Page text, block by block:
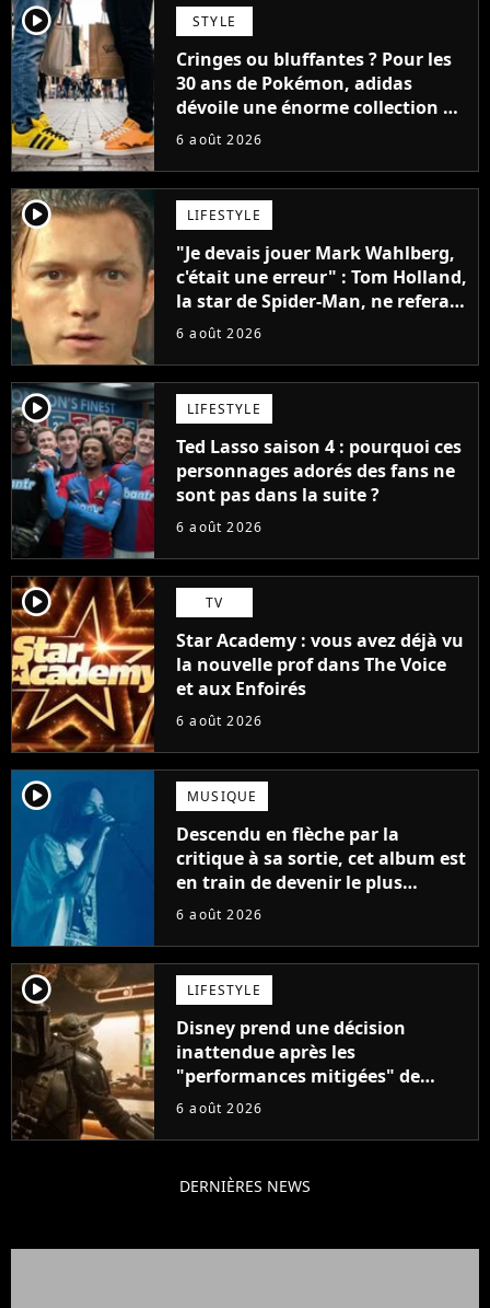
player2 STYLE
Cringes ou bluffantes ? Pour les
30 ans de Pokémon, adidas
dévoile une énorme collection de
sneakers et je ne sais pas quoi en
6 août 2026
player2 LIFESTYLE
"Je devais jouer Mark Wahlberg,
c'était une erreur" : Tom Holland,
la star de Spider-Man, ne referait
pas ce blockbuster
6 août 2026
player2 LIFESTYLE
Ted Lasso saison 4 : pourquoi ces
personnages adorés des fans ne
sont pas dans la suite ?
6 août 2026
player2 TV
Star Academy : vous avez déjà vu
la nouvelle prof dans The Voice
et aux Enfoirés
6 août 2026
player2 MUSIQUE
Descendu en flèche par la
critique à sa sortie, cet album est
en train de devenir le plus
populaire de son auteur
6 août 2026
player2 LIFESTYLE
Disney prend une décision
inattendue après les
"performances mitigées" de
Vaiana et The Mandalorian &
6 août 2026
DERNIÈRES NEWS